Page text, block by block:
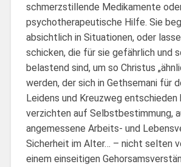
schmerzstillende Medikamente
psychotherapeutische Hilfe. Sie
absichtlich in Situationen, oder
schicken, die für sie gefährlich und
belastend sind, um so Christus
werden, der sich in Gethsemani für
Leidens und Kreuzweg entschieden
verzichten auf Selbstbestimmung,
angemessene Arbeits- und
Sicherheit im Alter… – nicht selten
einem einseitigen